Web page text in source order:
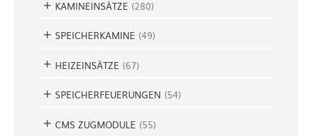
KAMINEINSÄTZE (280)
SPEICHERKAMINE (49)
HEIZEINSÄTZE (67)
SPEICHERFEUERUNGEN (54)
CMS ZUGMODULE (55)